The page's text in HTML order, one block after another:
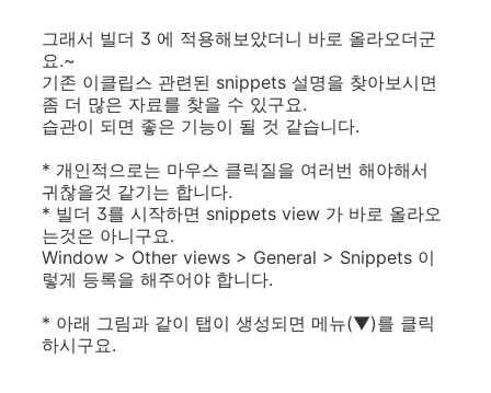
그래서 빌더 3 에 적용해보았더니 바로 올라오더군
요.~
기존 이클립스 관련된 snippets 설명을 찾아보시면
좀 더 많은 자료를 찾을 수 있구요.
습관이 되면 좋은 기능이 될 것 같습니다.
* 개인적으로는 마우스 클릭질을 여러번 해야해서
귀찮을것 같기는 합니다.
* 빌더 3를 시작하면 snippets view 가 바로 올라오
는것은 아니구요.
Window > Other views > General > Snippets 이
렇게 등록을 해주어야 합니다.
* 아래 그림과 같이 탭이 생성되면 메뉴(▼)를 클릭
하시구요.